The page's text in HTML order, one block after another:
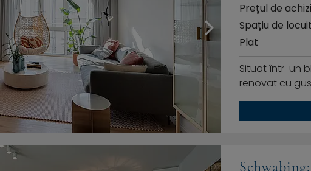
Prețul de
Spațiu de
Plat
Situat într-un
renovat cu